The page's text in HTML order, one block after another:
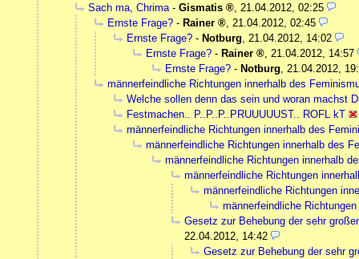
Sach ma, Chrima- Gismatis , 21.04.2012, 02:25
Ernste Frage? - Rainer , 21.04.2012, 02:45
Ernste Frage? - Notburg, 21.04.2012, 14:02
Ernste Frage? - Rainer , 21.04.2012, 14:57
Ernste Frage? - Notburg, 21.04.2012,
männerfeindliche Richtungen innerhalb des
Welche sollen denn das sein und woran machst
Festmachen.. P..P..P..PRUUUUUST.. ROFL kT
männerfeindliche Richtungen innerhalb des
männerfeindliche Richtungen innerhalb des
männerfeindliche Richtungen innerhalb
männerfeindliche Richtungen
männerfeindliche Richtungen
männerfeindliche
Gesetz zur Behebung der sehr
22.04.2012, 14:42
Gesetz zur Behebung der sehr